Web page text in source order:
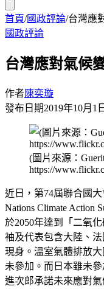
首頁/國政評論/台灣應
國政評論
台灣應對氣候
作者陳奕璇
發布日期2019年10月1日
(圖片來源：
https://
近日，第74屆聯合國
Nations Climate Action
於2050年達到「二氧
袖及代表包含大陸、法
現身。溫室氣體排放
未參加。而日本雖未
進次郎承諾未來應對